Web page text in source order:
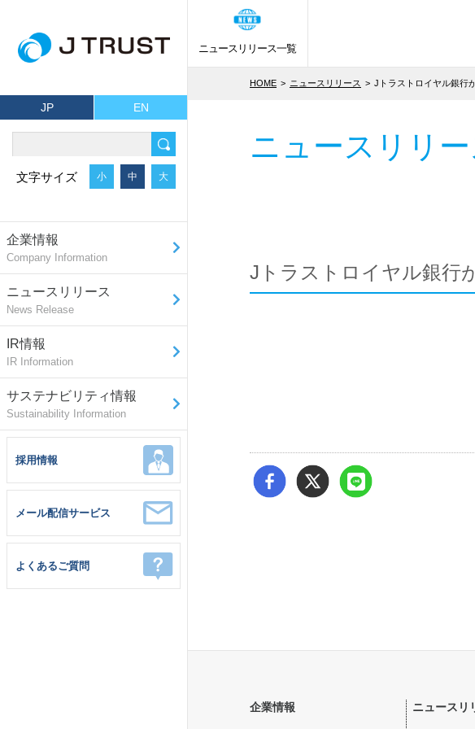
JP EN
文字サイズ 小 中 大
企業情報
Company Information
ニュースリリース
News Release
IR情報
IR Information
サステナビリティ情報
Sustainability Information
採用情報
メール配信サービス
よくあるご質問
ニュースリリース一覧
HOME ニュースリリース Jトラストロイヤル銀行
ニュースリリー
Jトラストロイヤル銀行
企業情報 ニュースリ